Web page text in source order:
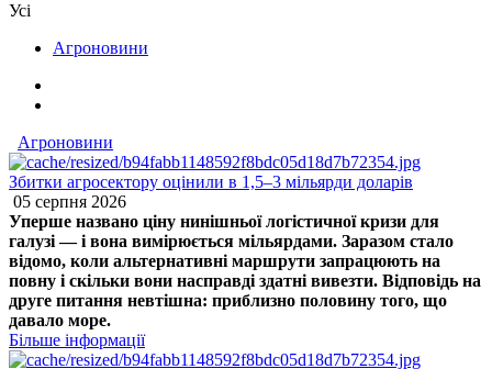
Усі
Агроновини
Агроновини
Збитки агросектору оцінили в 1,5–3 мільярди доларів
05 серпня 2026
Уперше названо ціну нинішньої логістичної кризи для
галузі — і вона вимірюється мільярдами. Заразом стало
відомо, коли альтернативні маршрути запрацюють на
повну і скільки вони насправді здатні вивезти. Відповідь на
друге питання невтішна: приблизно половину того, що
давало море.
Більше інформації